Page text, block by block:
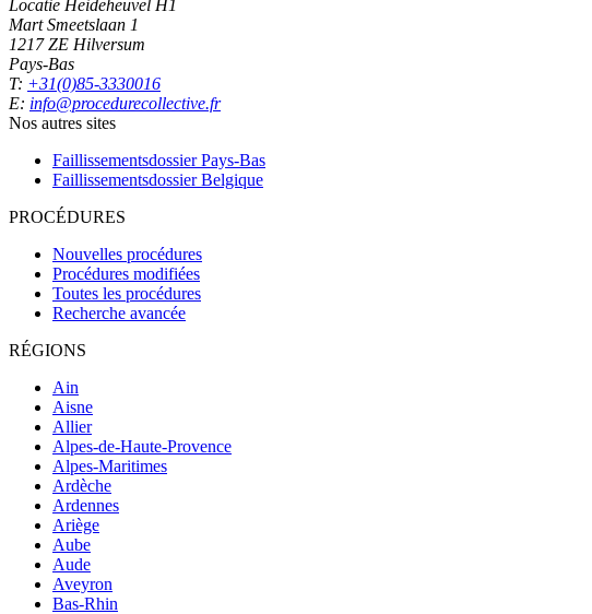
Locatie Heideheuvel H1
Mart Smeetslaan 1
1217 ZE Hilversum
Pays-Bas
T: +31(0)85-3330016
E: info@procedurecollective.fr
Nos autres sites
Faillissementsdossier Pays-Bas
Faillissementsdossier Belgique
PROCÉDURES
Nouvelles procédures
Procédures modifiées
Toutes les procédures
Recherche avancée
RÉGIONS
Ain
Aisne
Allier
Alpes-de-Haute-Provence
Alpes-Maritimes
Ardèche
Ardennes
Ariège
Aube
Aude
Aveyron
Bas-Rhin